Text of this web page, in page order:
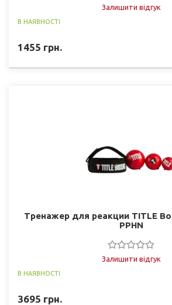
Залишити відгук
В НАЯВНОСТІ
1455 грн.
Тренажер для реакции TITLE
PPHN
Залишити відгук
В НАЯВНОСТІ
3695 грн.